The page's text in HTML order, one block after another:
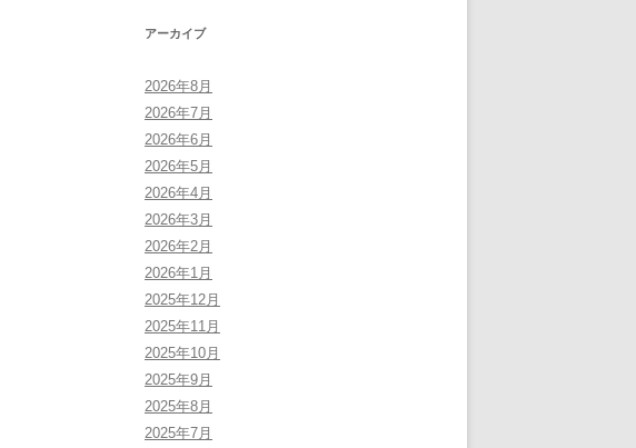
アーカイブ
2026年8月
2026年7月
2026年6月
2026年5月
2026年4月
2026年3月
2026年2月
2026年1月
2025年12月
2025年11月
2025年10月
2025年9月
2025年8月
2025年7月